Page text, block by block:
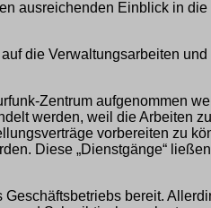
ausreichenden Einblick in
die Verwaltungsarbeiten
Zentrum aufgenommen
werden, weil die Arbeiten
vorbereiten zu
Diese „Dienstgänge“
bereit.